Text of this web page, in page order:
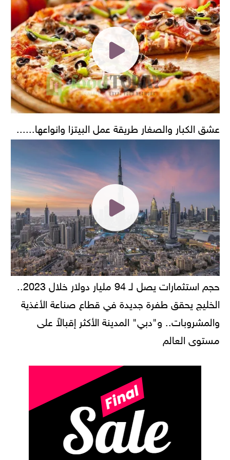
عشق الكبار والصغار طريقة عمل البيتزا وانواعها......
حجم استثمارات يصل لـ 94 مليار دولار خلال 2023..
الخليج يحقق طفرة جديدة في قطاع صناعة الأغذية
والمشروبات.. و"دبي" المدينة الأكثر إقبالاً على
مستوى العالم